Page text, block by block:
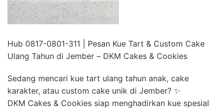
Hub 0817-0801-311 | Pesan Kue Tart & Custom Cake
Ulang Tahun di Jember – DKM Cakes & Cookies
Sedang mencari kue tart ulang tahun anak, cake
karakter, atau custom cake unik di Jember? ✨
DKM Cakes & Cookies siap menghadirkan kue spesial